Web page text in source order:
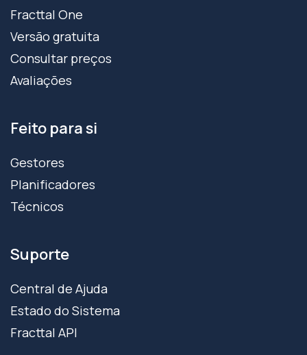
Fracttal One
Versão gratuita
Consultar preços
Avaliações
Feito para si
Gestores
Planificadores
Técnicos
Suporte
Central de Ajuda
Estado do Sistema
Fracttal API